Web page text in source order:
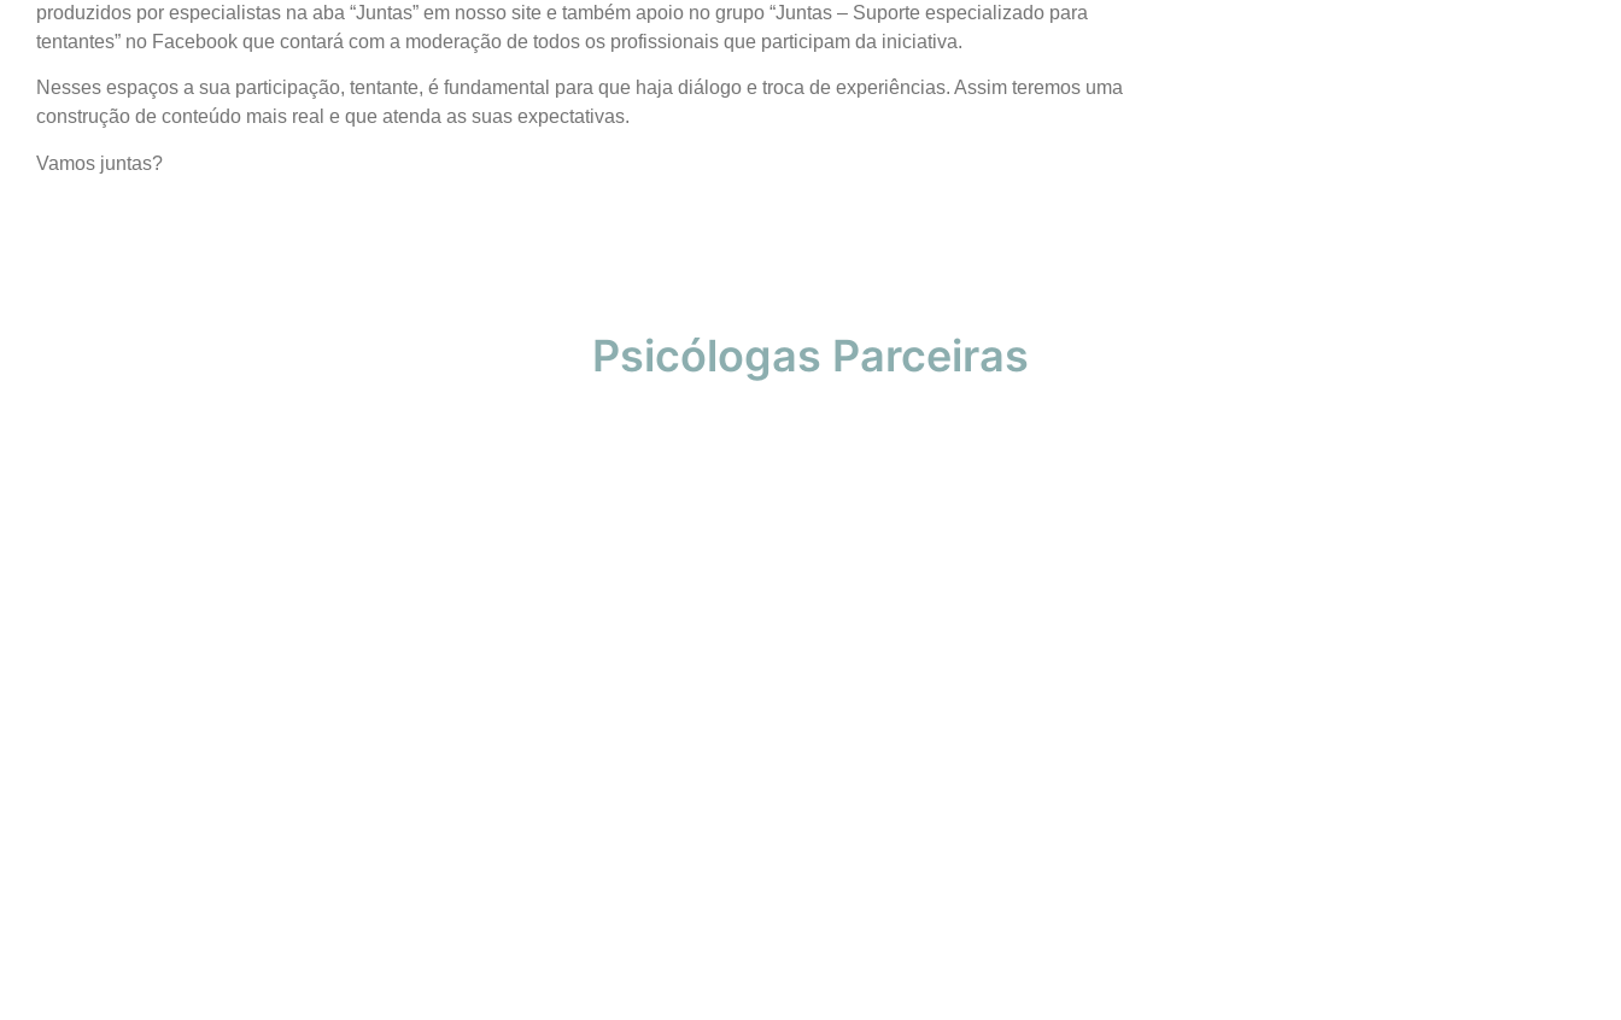
produzidos por especialistas na aba “Juntas” em nosso site e também apoio no grupo “Juntas – Suporte especializado para
tentantes” no Facebook que contará com a moderação de todos os profissionais que participam da iniciativa.
Nesses espaços a sua participação, tentante, é fundamental para que haja diálogo e troca de experiências. Assim teremos uma
construção de conteúdo mais real e que atenda as suas expectativas.
Vamos juntas?
Psicólogas Parceiras